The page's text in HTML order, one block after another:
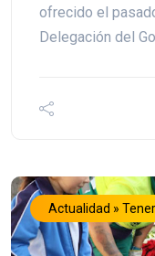
ofrecido el
Delegación del
Actualidad »